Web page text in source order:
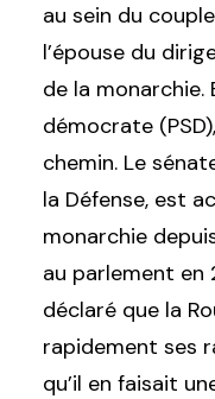
au sein du
l’épouse du
de la monarchie.
démocrate
chemin. Le
la Défense, est
monarchie
au parlement en
déclaré que la
rapidement ses
qu’il en faisait